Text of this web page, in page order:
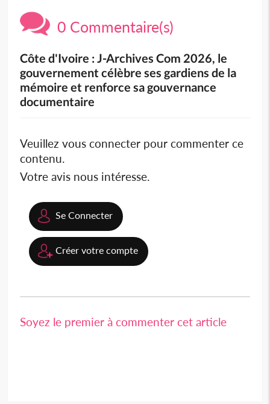
0 Commentaire(s)
Côte d'Ivoire : J-Archives Com 2026, le
gouvernement célèbre ses gardiens de la
mémoire et renforce sa gouvernance
documentaire
Veuillez vous connecter pour commenter ce
contenu.
Votre avis nous intéresse.
Se Connecter
Créer votre compte
Soyez le premier à commenter cet article